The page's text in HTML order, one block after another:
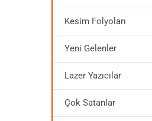
Kesim Folyoları
Yeni Gelenler
Lazer Yazıcılar
Çok Satanlar